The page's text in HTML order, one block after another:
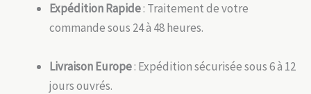
Expédition Rapide: Traitement de votre
commande sous 24 à 48 heures.
Livraison Europe: Expédition sécurisée sous 6 à 12
jours ouvrés.